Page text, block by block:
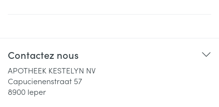
Contactez nous
APOTHEEK KESTELYN NV
Capucienenstraat 57
8900 Ieper